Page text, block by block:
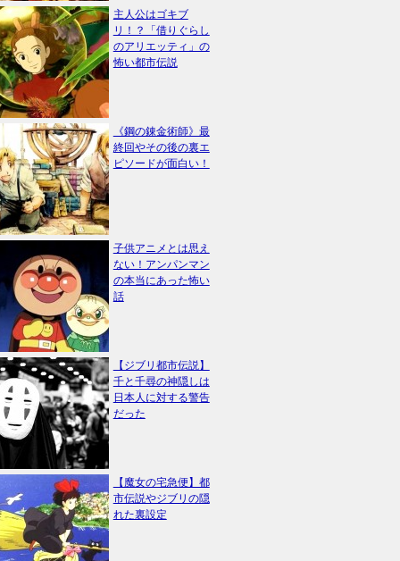
主人公はゴキブ
リ！？「借りぐらし
のアリエッティ」の
怖い都市伝説
《鋼の錬金術師》最
終回やその後の裏エ
ピソードが面白い！
子供アニメとは思え
ない！アンパンマン
の本当にあった怖い
話
【ジブリ都市伝説】
千と千尋の神隠しは
日本人に対する警告
だった
【魔女の宅急便】都
市伝説やジブリの隠
れた裏設定